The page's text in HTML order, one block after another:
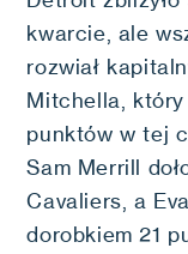
kwarcie, ale
rozwiał
Mitchella, który
punktów w tej
Sam Merrill
Cavaliers, a
dorobkiem 21